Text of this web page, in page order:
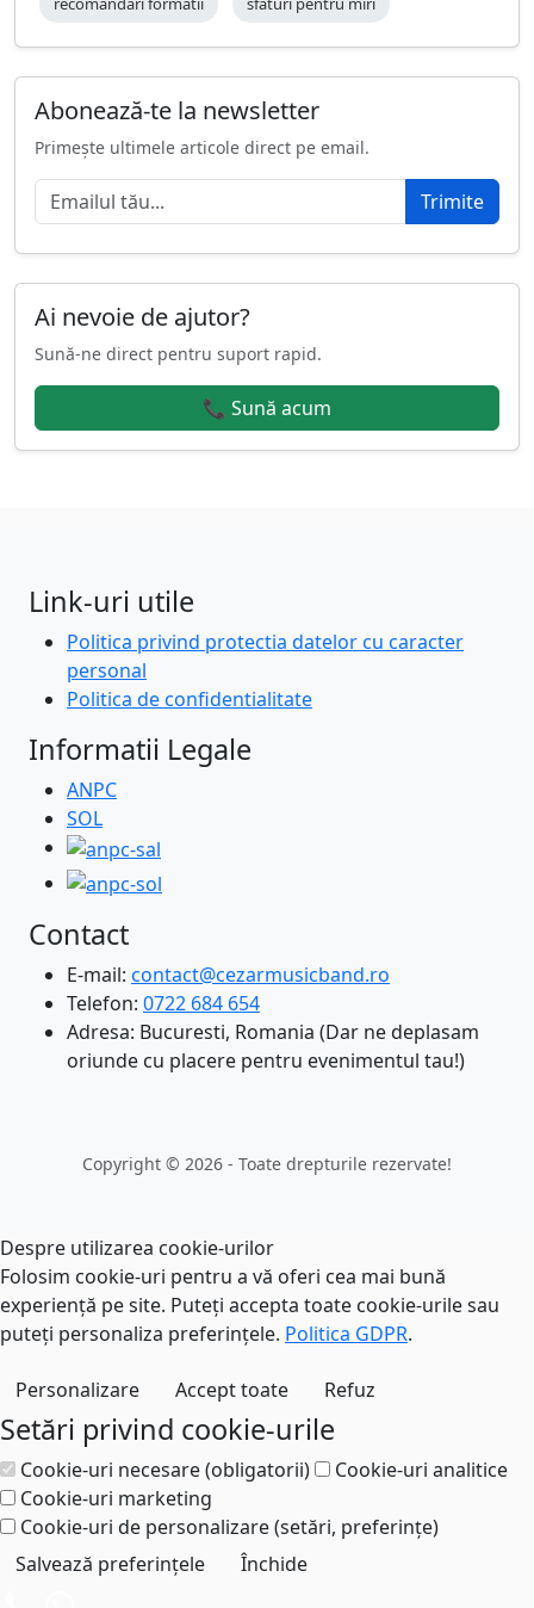
Abonează-te la newsletter
Primește ultimele articole direct pe email.
Trimite
Ai nevoie de ajutor?
Sună-ne direct pentru suport rapid.
📞 Sună acum
Link-uri utile
Politica privind protectia datelor cu caracter
personal
Politica de confidentialitate
Informatii Legale
ANPC
SOL
Contact
E-mail: contact@cezarmusicband.ro
Telefon: 0722 684 654
Adresa: Bucuresti, Romania (Dar ne deplasam
oriunde cu placere pentru evenimentul tau!)
Copyright © 2026 - Toate drepturile rezervate!
Despre utilizarea cookie-urilor
Folosim cookie-uri pentru a vă oferi cea mai bună
experiență pe site. Puteți accepta toate cookie-urile sau
puteți personaliza preferințele. Politica GDPR.
Personalizare Accept toate Refuz
Setări privind cookie-urile
Cookie-uri necesare (obligatorii)
Cookie-uri analitice
Cookie-uri marketing
Cookie-uri de personalizare (setări, preferințe)
Salvează preferințele
Închide